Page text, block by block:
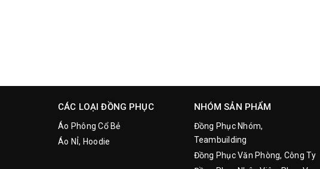
CÁC LOẠI ĐỒNG PHỤC
Áo Phông Cổ Bẻ
Áo NỈ, Hoodie
NHÓM SẢN PHẨM
Đồng Phục Nhóm,
Teambuilding
Đồng Phục Văn Phòng, Công Ty